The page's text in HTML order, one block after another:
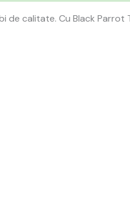
de calitate. Cu Black Parrot